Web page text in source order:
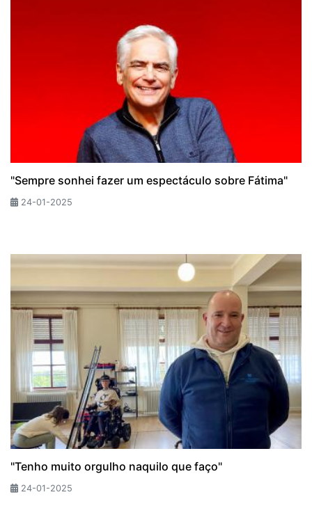
"Sempre sonhei fazer um espectáculo sobre Fátima"
24-01-2025
"Tenho muito orgulho naquilo que faço"
24-01-2025